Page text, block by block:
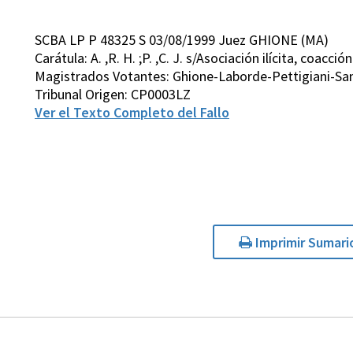
SCBA LP P 48325 S 03/08/1999 Juez GHIONE (MA)
Carátula: A. ,R. H. ;P. ,C. J. s/Asociación ilícita,
Magistrados Votantes: Ghione-Laborde-Pettigiani-
Tribunal Origen: CP0003LZ
Ver el Texto Completo del Fallo
Imprimir